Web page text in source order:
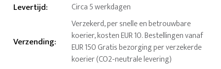
Levertijd: Circa 5 werkdagen
Verzending:
Verzekerd, per snelle en betrouwbare
koerier, kosten EUR 10. Bestellingen vanaf
EUR 150 Gratis bezorging per verzekerde
koerier (CO2-neutrale levering)